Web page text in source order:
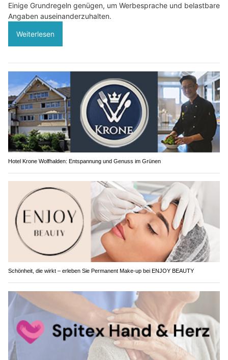
Einige Grundregeln genügen, um Werbesprache und belastbare
Angaben auseinanderzuhalten.
Weiterlesen
Hotel Krone Wolfhalden: Entspannung und Genuss im Grünen
Schönheit, die wirkt – erleben Sie Permanent Make-up bei ENJOY BEAUTY